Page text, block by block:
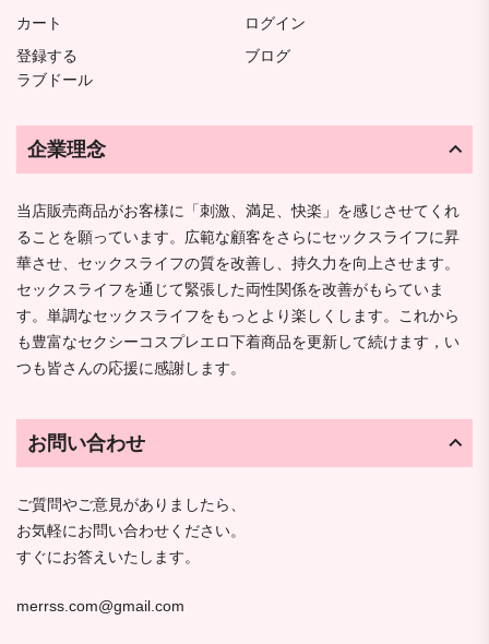
カート
ログイン
登録する
ブログ
ラブドール
企業理念
当店販売商品がお客様に「刺激、満足、快楽」を感じさせてくれ
ることを願っています。広範な顧客をさらにセックスライフに昇
華させ、セックスライフの質を改善し、持久力を向上させます。
セックスライフを通じて緊張した両性関係を改善がもらていま
す。単調なセックスライフをもっとより楽しくします。これから
も豊富なセクシーコスプレエロ下着商品を更新して続けます，い
つも皆さんの応援に感謝します。
お問い合わせ
ご質問やご意見がありましたら、
お気軽にお問い合わせください。
すぐにお答えいたします。
merrss.com@gmail.com